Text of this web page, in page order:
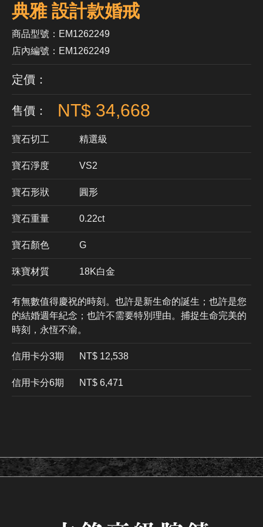
典雅 設計款婚戒
商品型號：EM1262249
店內編號：EM1262249
定價：
售價： NT$ 34,668
寶石切工 精選級
寶石淨度 VS2
寶石形狀 ​圓形
寶石重量 0.22ct
寶石顏色 G
珠寶材質 18K白金
有無數值得慶祝的時刻。也許是新生命的誕生；也許是您
的結婚週年紀念；也許不需要特別理由。捕捉生命完美的
時刻，永恆不渝。
信用卡分3期 ​NT$ 12,538
信用卡分6期 NT$ 6,471